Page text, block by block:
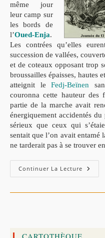
même jour
leur camp sur
les bords de
l’Oued-Enja.
Les contrées qu’elles
succession de vallées,
et de coteaux opposant trop
broussailles épaisses, hautes
atteignit leFedj-Beïnen
couronna cette hauteur
partie de la marche avait
énergiquement accidentés
sérieux que ceux qui
sentait que l’on avait entamé
ne tarderait pas à se trouver
Continuer La Lecture
Du
CARTOTHÈQUE